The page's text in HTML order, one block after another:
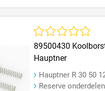
89500430
Hauptner
Hauptner R 30 50
Reserve onderdelen